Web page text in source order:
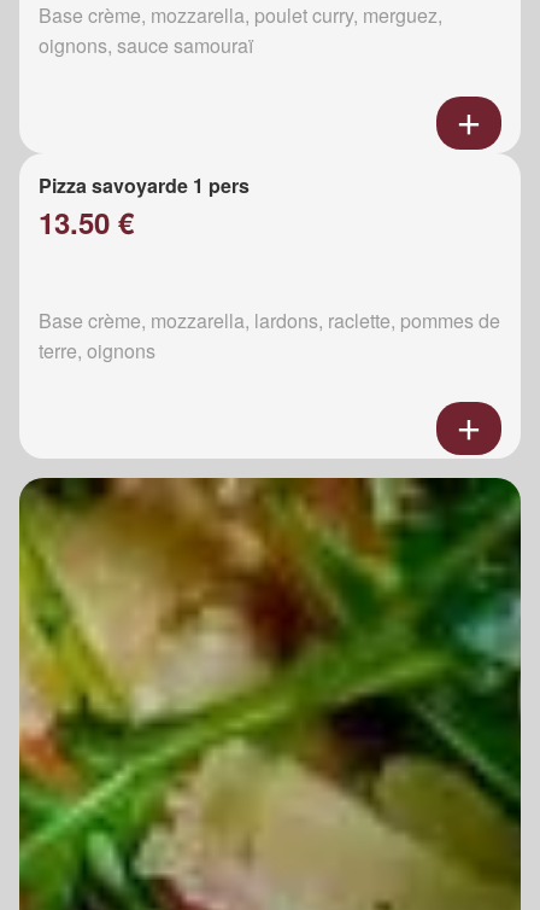
Base crème, mozzarella, poulet curry, merguez,
oignons, sauce samouraï
Pizza savoyarde 1 pers
13.50 €
Base crème, mozzarella, lardons, raclette, pommes de
terre, oignons